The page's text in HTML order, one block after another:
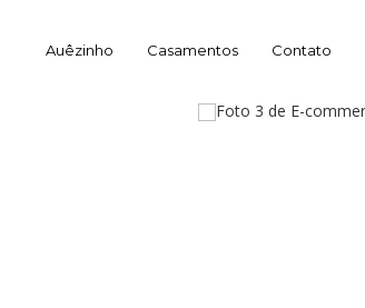
Auêzinho Casamentos Contato